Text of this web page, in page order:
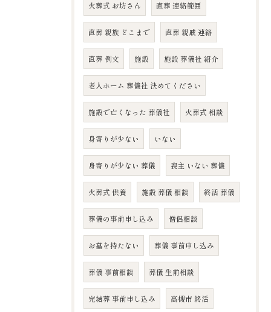
火葬式 お坊さん 直葬 連絡範囲
直葬 親族 どこまで 直葬 親戚 連絡
直葬 例文 施設 施設 葬儀社 紹介
老人ホーム 葬儀社 決めてください
施設で亡くなった 葬儀社 火葬式 相談
身寄りが少ない いない
身寄りが少ない 葬儀 喪主 いない 葬儀
火葬式 供養 施設 葬儀 相談 終活 葬儀
葬儀の事前申し込み 僧侶相談
お墓を持たない 葬儀 事前申し込み
葬儀 事前相談 葬儀 生前相談
完結葬 事前申し込み 高槻市 終活